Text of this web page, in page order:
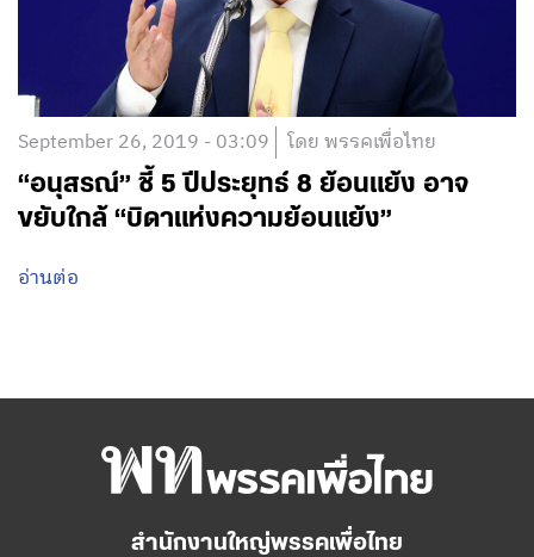
September 26, 2019 - 03:09 โดย พรรคเพื่อไทย
“อนุสรณ์” ชี้ 5 ปีประยุทธ์ 8 ย้อนแย้ง อาจ
ขยับใกล้ “บิดาแห่งความย้อนแย้ง”
อ่านต่อ
สำนักงานใหญ่พรรคเพื่อไทย